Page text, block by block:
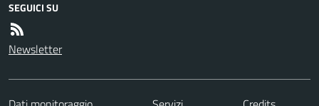
SEGUICI SU
Newsletter